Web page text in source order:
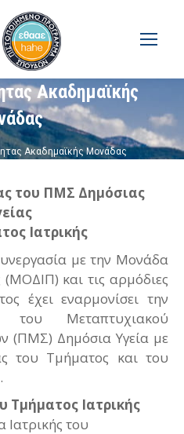
Ακαδημαϊκής
Ακαδημαϊκής Μονάδας
του ΠΜΣ Δημόσιας
Ιατρικής
με την Μονάδα
και τις αρμόδιες
έχει εναρμονίσει την
του Μεταπτυχιακού
(ΠΜΣ) Δημόσια Υγεία με
του Τμήματος και του
Ιατρικής
του